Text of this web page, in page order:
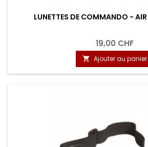
LUNETTES DE COMMANDO -
19,00 CHF
 Ajouter au panier